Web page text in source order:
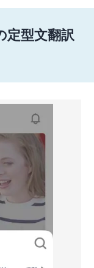
定型文翻訳